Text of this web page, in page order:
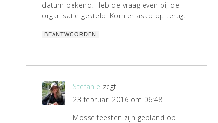
datum bekend. Heb de vraag even bij de
organisatie gesteld. Kom er asap op terug.
BEANTWOORDEN
Stefanie zegt
23 februari 2016 om 06:48
Mosselfeesten zijn gepland op